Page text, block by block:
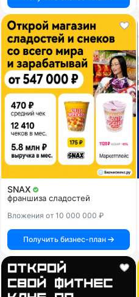
SNAX
франшиза сладостей
Вложения от 10 000 000 ₽
Получить бизнес-план